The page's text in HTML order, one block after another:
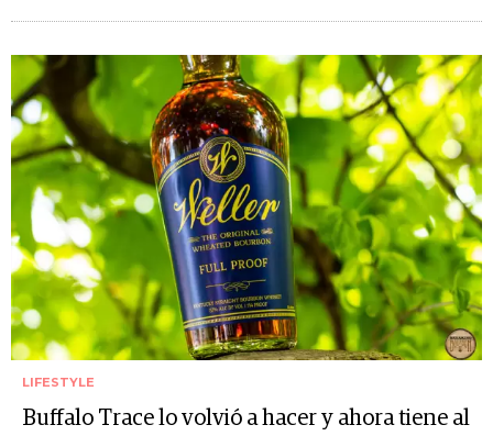
LIFESTYLE
Buffalo Trace lo volvió a hacer y ahora tiene al